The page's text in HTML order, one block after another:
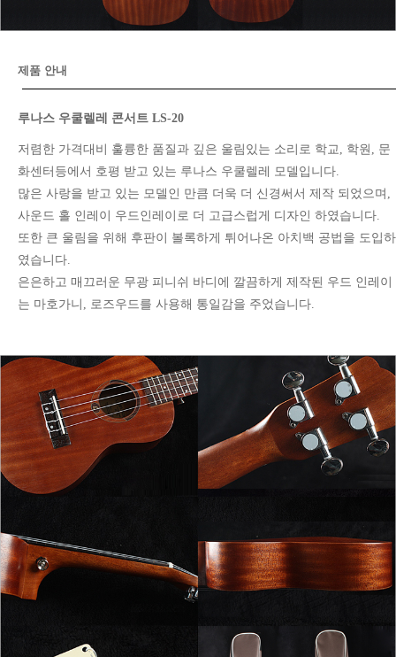
제품 안내
루나스 우쿨렐레 콘서트 LS-20
저렴한 가격대비 훌륭한 품질과 깊은 울림있는 소리로 학교, 학원, 문
화센터등에서 호평 받고 있는 루나스 우쿨렐레 모델입니다.
많은 사랑을 받고 있는 모델인 만큼 더욱 더 신경써서 제작 되었으며,
사운드 홀 인레이 우드인레이로 더 고급스럽게 디자인 하였습니다.
또한 큰 울림을 위해 후판이 볼록하게 튀어나온 아치백 공법을 도입하
였습니다.
은은하고 매끄러운 무광 피니쉬 바디에 깔끔하게 제작된 우드 인레이
는 마호가니, 로즈우드를 사용해 통일감을 주었습니다.